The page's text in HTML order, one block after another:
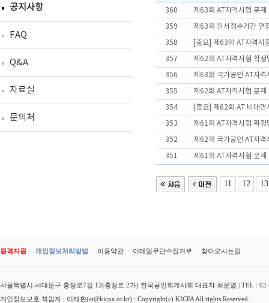
공지사항
FAQ
Q&A
자료실
문의처
360 제63회 AT자격시험 문
359 제63회 원서접수기간 연
358 [중요] 제63회 AT자격시
357 제62회 AT자격시험 확정
356 제63회 국가공인 AT자격
355 제62회 AT자격시험 문
354 [중요] 제62회 AT 비대
353 제61회 AT자격시험 확정
352 제62회 국가공인 AT자격
351 제61회 AT자격시험 문
11 12 13
원격지원 개인정보처리방법 이용약관 이메일무단수집거부 찾아오시는길
서울특별시 서대문구 충정로7길 12(충정로 2가) 한국공인회계사회 대표자 최운열 | TEL :
개인정보보호 책임자 : 이재환(at@kicpa.or.kr) : Copyright(c) KICPA All rights Reserved.